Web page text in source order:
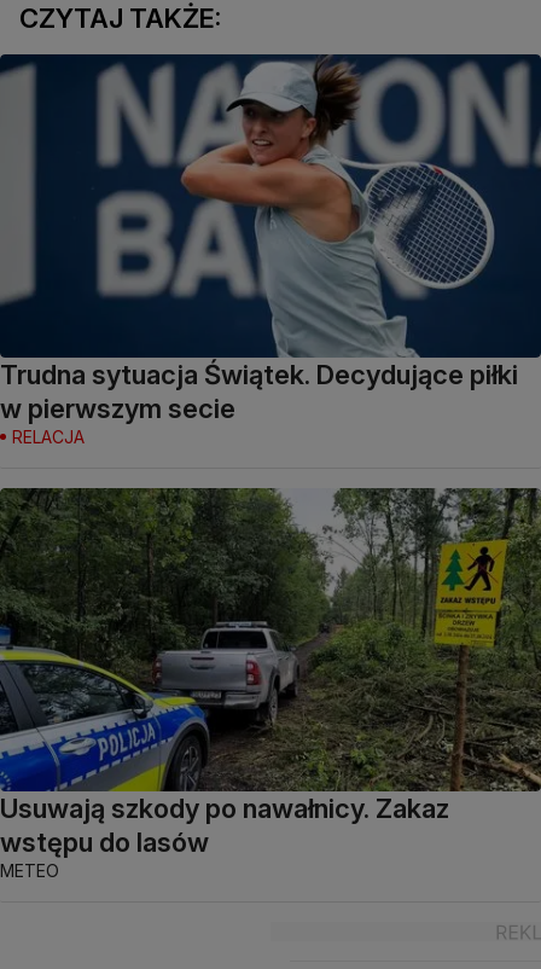
CZYTAJ TAKŻE:
Trudna sytuacja Świątek. Decydujące piłki
w pierwszym secie
RELACJA
Usuwają szkody po nawałnicy. Zakaz
wstępu do lasów
METEO